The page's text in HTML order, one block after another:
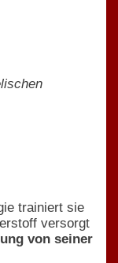
trainiert sie
versorgt
von seiner